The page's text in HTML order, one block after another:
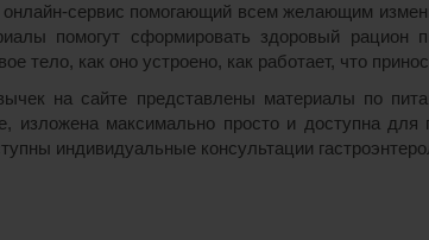
сервис помогающий всем желающим
помогут сформировать здоровый рацион
тело, как оно устроено, как работает, что
на сайте представлены материалы по
максимально просто и доступна
индивидуальные консультации